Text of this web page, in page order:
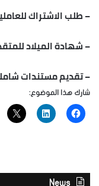
– طلب الاشتراك
– شهادة الميلاد
– تقديم مستندات
شارك هذا الموضوع:
News